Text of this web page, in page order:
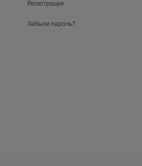
Регистрация
Забыли пароль?